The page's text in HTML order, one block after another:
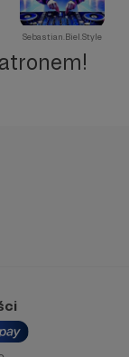
Sebastian.Biel.Style